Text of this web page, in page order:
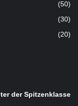
(50)
(30)
(20)
der Spitzenklasse